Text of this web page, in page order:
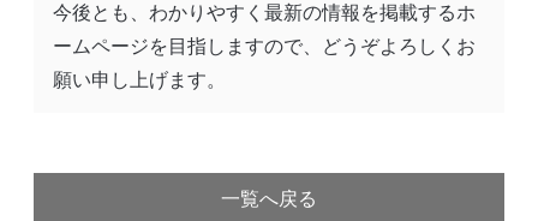
今後とも、わかりやすく最新の情報を掲載するホ
ームページを目指しますので、どうぞよろしくお
願い申し上げます。
一覧へ戻る